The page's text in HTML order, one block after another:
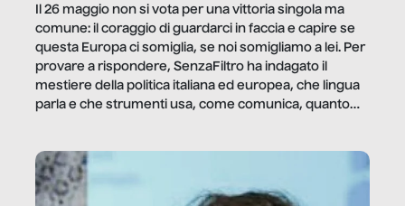
Il 26 maggio non si vota per una vittoria singola ma
comune: il coraggio di guardarci in faccia e capire se
questa Europa ci somiglia, se noi somigliamo a lei. Per
provare a rispondere, SenzaFiltro ha indagato il
mestiere della politica italiana ed europea, che lingua
parla e che strumenti usa, come comunica, quanto